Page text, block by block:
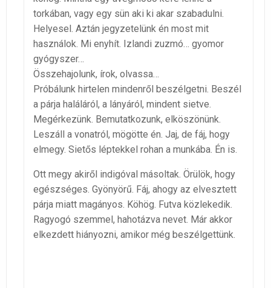
torkában, vagy egy sün aki ki akar szabadulni.
Helyesel. Aztán jegyzetelünk én most mit
használok. Mi enyhít. Izlandi zuzmó… gyomor
gyógyszer…
Összehajolunk, írok, olvassa…
Próbálunk hirtelen mindenről beszélgetni. Beszél
a párja haláláról, a lányáról, mindent sietve.
Megérkezünk. Bemutatkozunk, elköszönünk.
Leszáll a vonatról, mögötte én. Jaj, de fáj, hogy
elmegy. Sietős léptekkel rohan a munkába. Én is.
Ott megy akiről indigóval másoltak. Örülök, hogy
egészséges. Gyönyörű. Fáj, ahogy az elvesztett
párja miatt magányos. Köhög. Futva közlekedik.
Ragyogó szemmel, hahotázva nevet. Már akkor
elkezdett hiányozni, amikor még beszélgettünk.